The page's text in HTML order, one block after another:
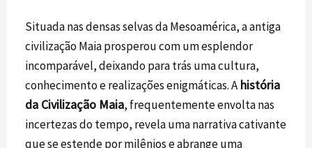
Situada nas densas selvas da Mesoamérica, a antiga
civilização Maia prosperou com um esplendor
incomparável, deixando para trás uma cultura,
conhecimento e realizações enigmáticas. A história
da Civilização Maia, frequentemente envolta nas
incertezas do tempo, revela uma narrativa cativante
que se estende por milênios e abrange uma